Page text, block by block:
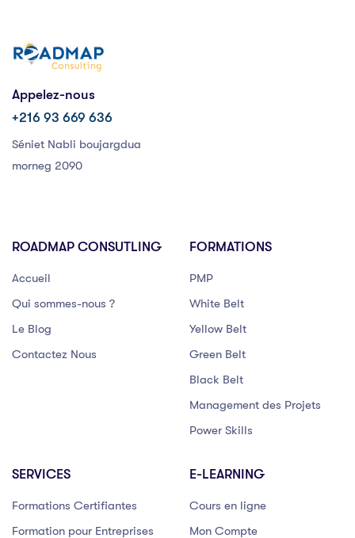
Appelez-nous
+216 93 669 636
Séniet Nabli boujargdua
morneg 2090
ROADMAP CONSUTLING
Accueil
Qui sommes-nous ?
Le Blog
Contactez Nous
FORMATIONS
PMP
White Belt
Yellow Belt
Green Belt
Black Belt
Management des Projets
Power Skills
SERVICES
Formations Certifiantes
Formation pour Entreprises
E-LEARNING
Cours en ligne
Mon Compte